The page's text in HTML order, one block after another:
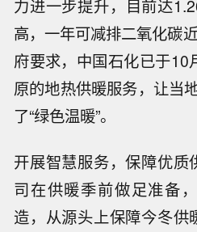
力进一步提升，目前达
高，一年可减排二氧化碳
府要求，中国石化已于10
原的地热供暖服务，让当
了“绿色温暖”。
开展智慧服务，保障优质
司在供暖季前做足准备
造，从源头上保障今冬供